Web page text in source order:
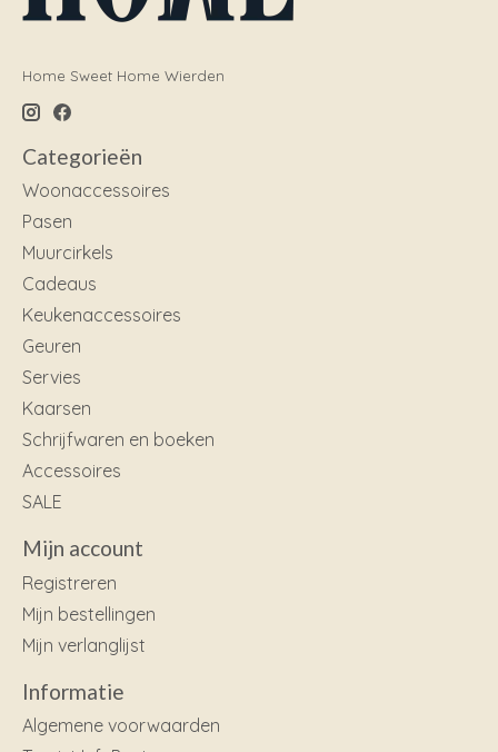
Home Sweet Home Wierden
Categorieën
Woonaccessoires
Pasen
Muurcirkels
Cadeaus
Keukenaccessoires
Geuren
Servies
Kaarsen
Schrijfwaren en boeken
Accessoires
SALE
Mijn account
Registreren
Mijn bestellingen
Mijn verlanglijst
Informatie
Algemene voorwaarden